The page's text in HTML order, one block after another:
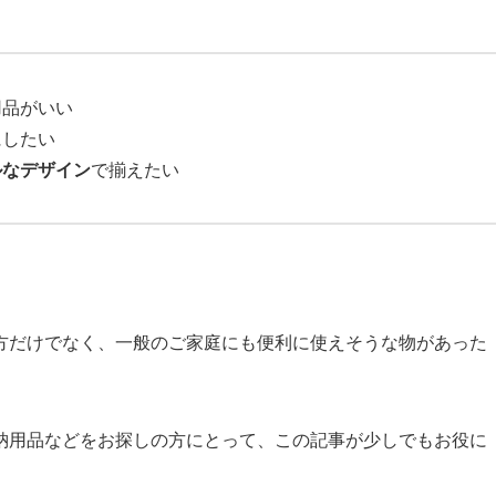
がいい
たい
デザインで揃えたい
けでなく、一般のご家庭にも便利に使えそうな物があった
品などをお探しの方にとって、この記事が少しでもお役に